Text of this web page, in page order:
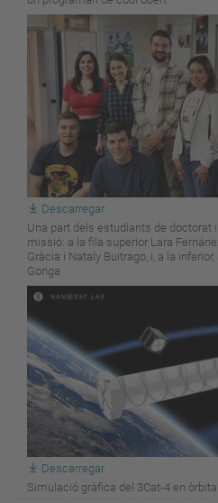
Descarregar
Una part dels estudiants de doctorat
missió: a la fila superior Lara
Gràcia i Nataly Buitrago, i, a la
Gonga
Descarregar
Simulació gràfica del 3Cat-4 en